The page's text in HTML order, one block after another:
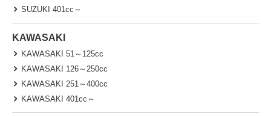
SUZUKI 401cc～
KAWASAKI
KAWASAKI 51～125cc
KAWASAKI 126～250cc
KAWASAKI 251～400cc
KAWASAKI 401cc～